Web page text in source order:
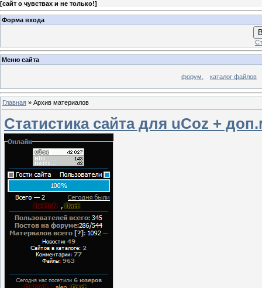
[сайт о чувствах и не только!]
Форма входа
Меню сайта
форум. каталог файлов
Главная » Архив материалов
Статистика сайта для uCoz +